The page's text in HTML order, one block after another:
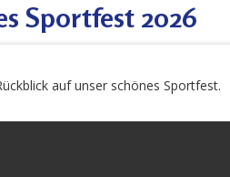
Sportfest 2026
auf unser schönes Sportfest.